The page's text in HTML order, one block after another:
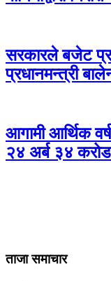
सरकारले बजेट
प्रधानमन्त्री
आगामी आर्थिक
२४ अर्ब ३४
ताजा समाचार